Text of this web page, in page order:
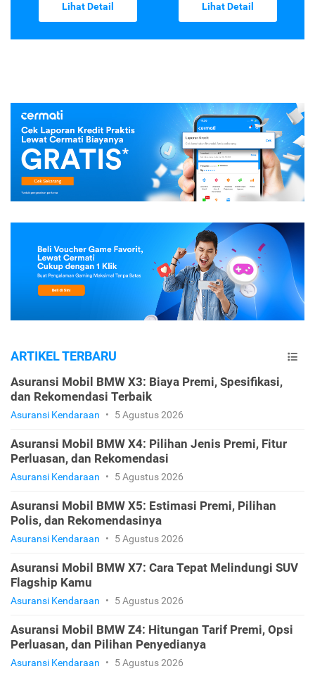
Lihat Detail Lihat Detail
ARTIKEL TERBARU
Asuransi Mobil BMW X3: Biaya Premi, Spesifikasi,
dan Rekomendasi Terbaik
Asuransi Kendaraan • 5 Agustus 2026
Asuransi Mobil BMW X4: Pilihan Jenis Premi, Fitur
Perluasan, dan Rekomendasi
Asuransi Kendaraan • 5 Agustus 2026
Asuransi Mobil BMW X5: Estimasi Premi, Pilihan
Polis, dan Rekomendasinya
Asuransi Kendaraan • 5 Agustus 2026
Asuransi Mobil BMW X7: Cara Tepat Melindungi SUV
Flagship Kamu
Asuransi Kendaraan • 5 Agustus 2026
Asuransi Mobil BMW Z4: Hitungan Tarif Premi, Opsi
Perluasan, dan Pilihan Penyedianya
Asuransi Kendaraan • 5 Agustus 2026